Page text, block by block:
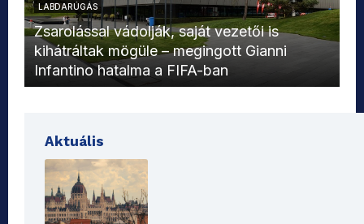
LABDARÚGÁS
Zsarolással vádolják, saját vezetői is
kihátráltak mögüle – megingott Gianni
Infantino hatalma a FIFA-ban
Aktuális